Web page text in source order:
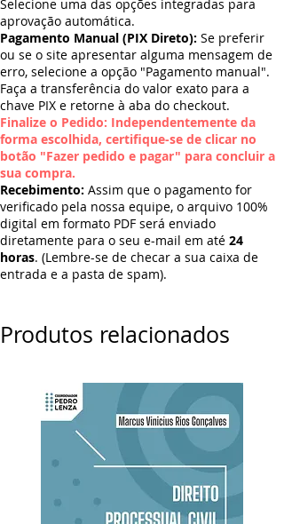
Selecione uma das opções integradas para
aprovação automática.
Pagamento Manual (PIX Direto): Se preferir
ou se o site apresentar alguma mensagem de
erro, selecione a opção "Pagamento manual".
Faça a transferência do valor exato para a
chave PIX e retorne à aba do checkout.
Finalize o Pedido: Independentemente da
forma escolhida, certifique-se de clicar no
botão "Fazer pedido e pagar" para concluir a
sua compra.
Recebimento: Assim que o pagamento for
verificado pela nossa equipe, o arquivo 100%
digital em formato PDF será enviado
diretamente para o seu e-mail em até 24
horas. (Lembre-se de checar a sua caixa de
entrada e a pasta de spam).
Produtos relacionados